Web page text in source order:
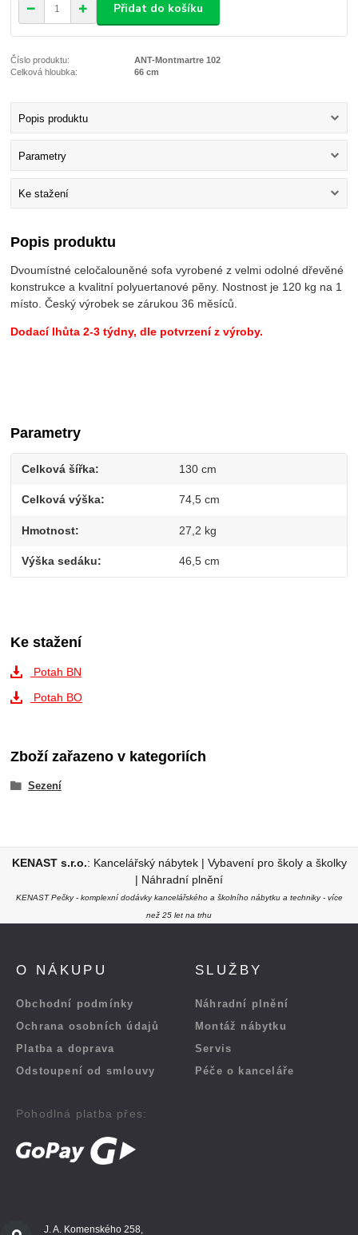
Přidat do košíku
Číslo produktu:
ANT-Montmartre 102
Celková hloubka:
66 cm
Popis produktu
Parametry
Ke stažení
Popis produktu
Dvoumístné celočalouněné sofa vyrobené z velmi odolné dřevěné
konstrukce a kvalitní polyuertanové pěny. Nostnost je 120 kg na 1
místo. Český výrobek se zárukou 36 měsíců.
Dodací lhůta 2-3 týdny, dle potvrzení z výroby.
Parametry
Celková šířka 130 cm
Celková výška 74,5 cm
Hmotnost 27,2 kg
Výška sedáku 46,5 cm
Ke stažení
Potah BN
Potah BO
Zboží zařazeno v kategoriích
Sezení
KENAST s.r.o.: Kancelářský nábytek | Vybavení pro školy a školky
| Náhradní plnění
KENAST Pečky - komplexní dodávky kancelářského a školního nábytku a techniky - více
než 25 let na trhu
O NÁKUPU
Obchodní podmínky
Ochrana osobních údajů
Platba a doprava
Odstoupení od smlouvy
Pohodlná platba přes:
SLUŽBY
Náhradní plnění
Montáž nábytku
Servis
Péče o kanceláře
J. A. Komenského 258,